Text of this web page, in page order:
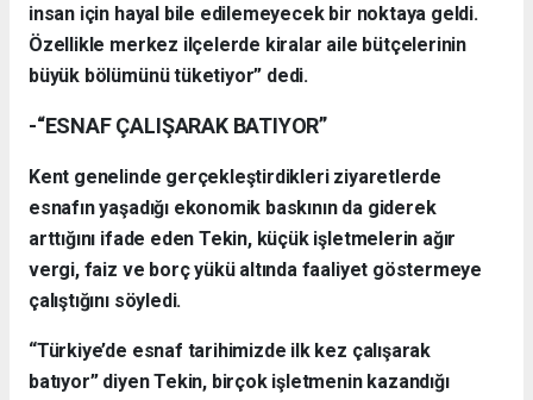
insan için hayal bile edilemeyecek bir noktaya geldi.
Özellikle merkez ilçelerde kiralar aile bütçelerinin
büyük bölümünü tüketiyor” dedi.
-“ESNAF ÇALIŞARAK BATIYOR”
Kent genelinde gerçekleştirdikleri ziyaretlerde
esnafın yaşadığı ekonomik baskının da giderek
arttığını ifade eden Tekin, küçük işletmelerin ağır
vergi, faiz ve borç yükü altında faaliyet göstermeye
çalıştığını söyledi.
“Türkiye’de esnaf tarihimizde ilk kez çalışarak
batıyor” diyen Tekin, birçok işletmenin kazandığı